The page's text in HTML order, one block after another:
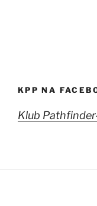
KPP NA
Klub